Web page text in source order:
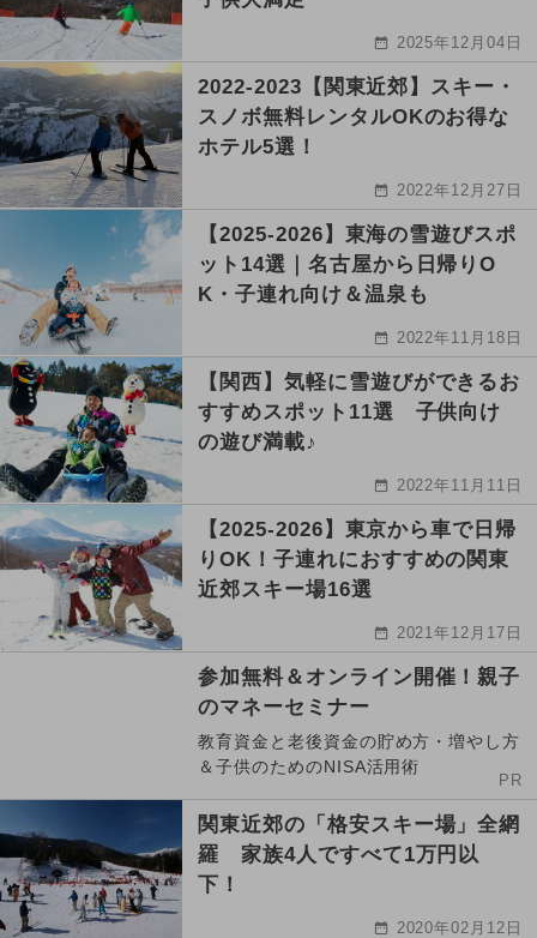
2025年12月04日
2022-2023【関東近郊】スキー・
スノボ無料レンタルOKのお得な
ホテル5選！
2022年12月27日
【2025-2026】東海の雪遊びスポ
ット14選｜名古屋から日帰りO
K・子連れ向け＆温泉も
2022年11月18日
【関西】気軽に雪遊びができるお
すすめスポット11選 子供向け
の遊び満載♪
2022年11月11日
【2025-2026】東京から車で日帰
りOK！子連れにおすすめの関東
近郊スキー場16選
2021年12月17日
参加無料＆オンライン開催！親子
のマネーセミナー
教育資金と老後資金の貯め方・増やし方
＆子供のためのNISA活用術
PR
関東近郊の「格安スキー場」全網
羅 家族4人ですべて1万円以
下！
2020年02月12日